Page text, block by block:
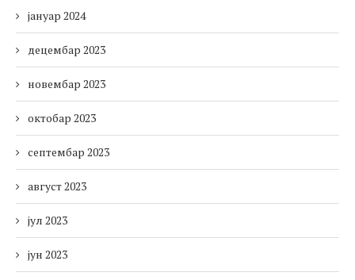
јануар 2024
децембар 2023
новембар 2023
октобар 2023
септембар 2023
август 2023
јул 2023
јун 2023